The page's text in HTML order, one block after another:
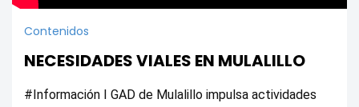
Contenidos
NECESIDADES VIALES EN MULALILLO
#Información I GAD de Mulalillo impulsa actividades